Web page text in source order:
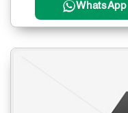
WhatsApp